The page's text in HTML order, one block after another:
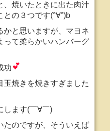
、焼いたときに出た肉汁
の３つです(°∀°)b
かと思いますが、マヨネ
って柔らかいハンバーグ
功
焼きを焼きすぎました
します(￣∀￣)
たのですが、そういえば